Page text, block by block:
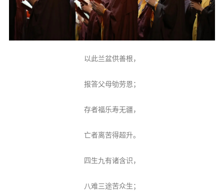
以此兰盆供善根，
报答父母劬劳恩；
存者福乐寿无疆，
亡者离苦得超升。
四生九有诸含识，
八难三途苦众生；